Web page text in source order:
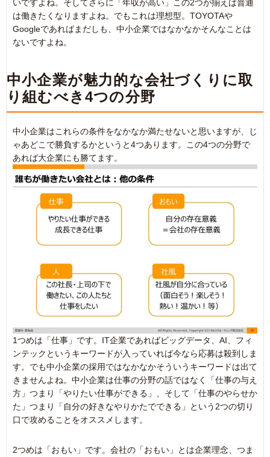
いですよね。そしてさらに「年収が高い」この2つが揃えば普通
は働きたくなりますよね。でもこれは理想型。TOYOTAや
Googleであればまだしも、中小企業ではなかなかそんなことは
ないですよね。
中小企業が魅力的な会社づくりに取
り組むべき4つの分野
中小企業はこれらの条件をなかなか満たせないと思いますが、じ
ゃあどこで勝負するかというと4つあります。この4つの分野で
あれば大企業にも勝てます。
1つめは「仕事」です。IT企業であればビッグデータ、AI、フィ
ンテックというキーワードが入っていれば今なら応募は殺到しま
す。でも中小企業の採用ではなかなかそういうキーワードは出て
きませんよね。中小企業は仕事の分野の話ではなく「仕事の与え
方」つまり「やりたい仕事ができる」、そして「仕事のやらせか
た」つまり「自分の好きなやりかたでできる」という2つの切り
口で攻めることをオススメします。
2つめは「おもい」です。会社の「おもい」とは企業理念、つま